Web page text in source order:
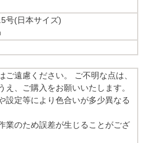
号(日本サイズ)
遠慮ください。 ご不明な点は、
え、ご購入をお願いいたします。
設定等により色合いが多少異なる
業のため誤差が生じることがござ